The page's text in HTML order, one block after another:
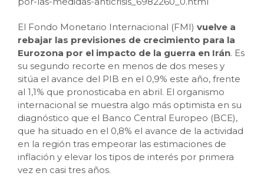
El Fondo Monetario Internacional (FMI) vuelve a
rebajar las previsiones de crecimiento para la
Eurozona por el impacto de la guerra en Irán. Es
su segundo recorte en menos de dos meses y
sitúa el avance del PIB en el 0,9% este año, frente
al 1,1% que pronosticaba en abril. El organismo
internacional se muestra algo más optimista en su
diagnóstico que el Banco Central Europeo (BCE),
que ha situado en el 0,8% el avance de la actividad
en la región tras empeorar las estimaciones de
inflación y elevar los tipos de interés por primera
vez en casi tres años.